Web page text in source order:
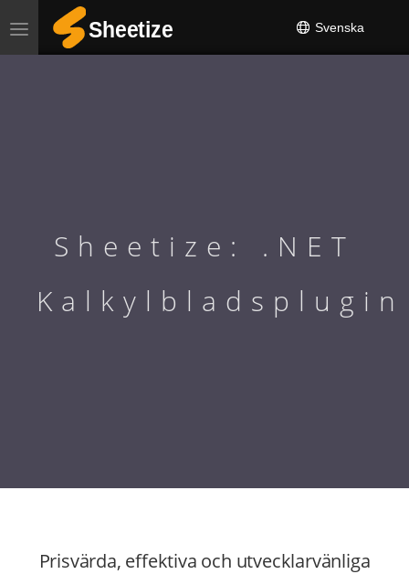
Toggle
navigation
Svenska
Sheetize: .NET
Kalkylbladsplugin
Prisvärda, effektiva och utvecklarvänliga